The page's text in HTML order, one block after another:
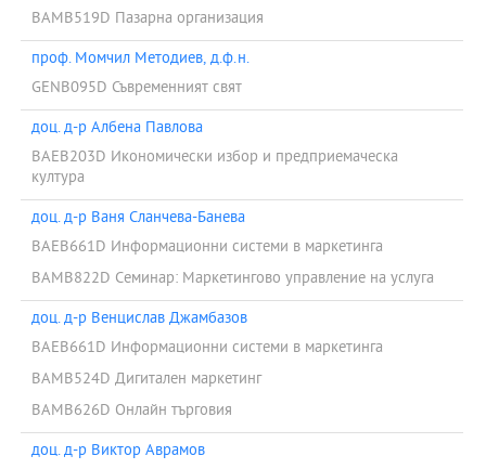
BAMB519D Пазарна организация
проф. Момчил Методиев, д.ф.н.
GENB095D Съвременният свят
доц. д-р Албена Павлова
BAEB203D Икономически избор и предприемаческа
култура
доц. д-р Ваня Сланчева-Банева
BAEB661D Информационни системи в маркетинга
BAMB822D Семинар: Маркетингово управление на услуга
доц. д-р Венцислав Джамбазов
BAEB661D Информационни системи в маркетинга
BAMB524D Дигитален маркетинг
BAMB626D Онлайн търговия
доц. д-р Виктор Аврамов